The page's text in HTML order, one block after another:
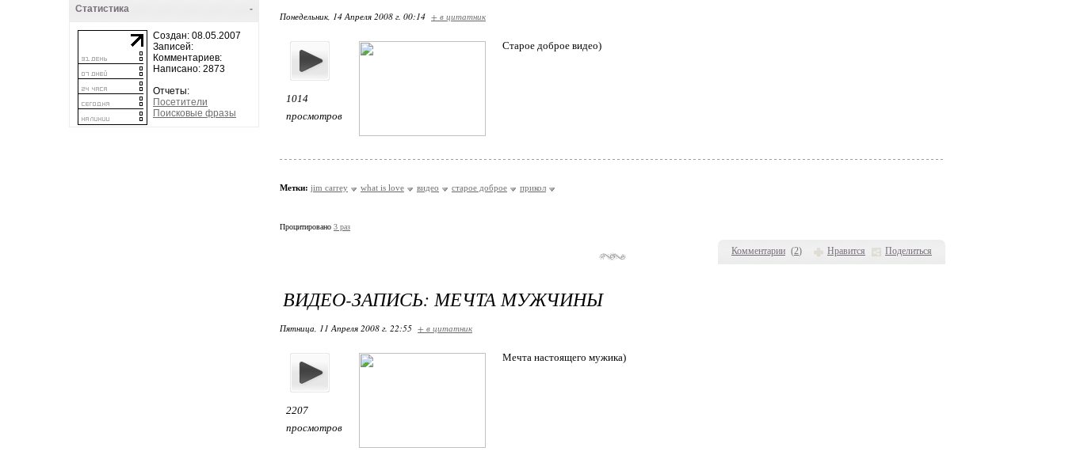
-
Статистика
Создан: 08.05.2007
Записей:
Комментариев:
Написано: 2873
Отчеты:
Посетители
Поисковые фразы
Комментарии (2) Нравится Поделиться
Понедельник, 14 Апреля 2008 г. 00:14 + в цитатник
1014
просмотров
Старое доброе видео)
Метки: jim carrey what is love видео старое доброе прикол
Процитировано 3 раз
ВИДЕО-ЗАПИСЬ: МЕЧТА МУЖЧИНЫ
Пятница, 11 Апреля 2008 г. 22:55 + в цитатник
2207
просмотров
Мечта настоящего мужика)